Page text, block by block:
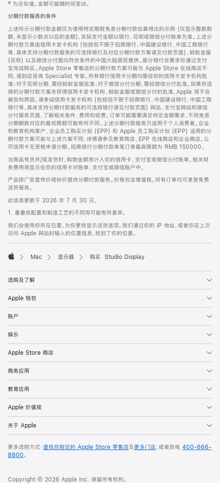
页
页
脚
注
‡ 为近似值。金额可能随时间变动。
分期付款服务的条件
上述所示分期付款金额仅为使用特定期数免息分期付款估算得出的示例 (仅显示整数数
额，未显示小数点以后的金额)，实际支付金额以银行、花呗或微信分付账单为准。上述分
期付款方案由信用卡发卡机构 (包括但不限于招商银行、中国建设银行、中国工商银行
等，具体支持分期付款服务的可选择银行及对应分期付款方案请见付款页面)、蚂蚁金服
(花呗) 以及微信分付面向符合条件的中国大陆居民提供。部分银行会要求你通过支付
宝完成购买。Apple Store 零售店的分期付款方案可能与 Apple Store 在线商店不
同，请到店咨询 Specialist 专家。所有银行信用卡分期均需经你的信用卡发卡机构批
准；对于花呗分期，需经蚂蚁金服批准；对于微信分付分期，需经微信分付批准。如果你选
择的分期付款方案未获得信用卡发卡机构、蚂蚁金服或微信分付的批准，Apple 将不会
被告知原因。请参阅信用卡发卡机构 (包括但不限于招商银行、中国建设银行、中国工商
银行等，具体支持分期付款服务的可选择银行请见付款页面) 网站、支付宝网站和微信
分付服务页面，了解相关条件、费用和收费。订单可能需要满足特定金额要求，不同免息
分期期数对应的最低限额可能有所不同。上述分期付款服务只适用于个人消费者。企业
和教育机构客户、企业员工购买计划 (EPP) 和 Apple 员工购买计划 (EPP) 适用的分
期付款方案可能与上述方案不同，详情请参见教育商店、EPP 在线商店和企业商店。公
司信用卡无资格申请分期。招商银行分期付款单笔订单最高限额为 RMB 150000。
当商品有货并/或发货时，购物金额将计入你的信用卡、支付宝或微信分付账单。相关财
务费用将显示在你的信用卡对账单、支付宝或微信账户中。
产品按广告宣传价或标价提供分期付款服务。价格包含增值税。所有订单均可享受免费
送货服务。
此信息更新于 2026 年 7 月 30 日。
1. 重量依配置和制造工艺的不同而可能有所差异。
我们会使用你所在位置，为你更快显示送货选项。我们通过你的 IP 地址，或者你在上次
访问 Apple 网站时输入的位置信息，找到了你的位置。
Mac 显示器 购买 Studio Display
选购及了解
Apple 钱包
账户
娱乐
Apple Store 商店
商务应用
教育应用
Apple 价值观
关于 Apple
更多选购方式：查找你附近的 Apple Store 零售店及更多门店，或者致电 400-666-
8800。
Copyright © 2026 Apple Inc. 保留所有权利。